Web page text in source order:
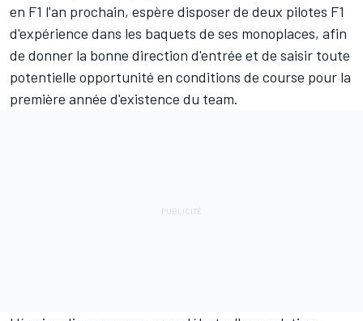
en F1 l'an prochain, espère disposer de deux pilotes F1
d'expérience dans les baquets de ses monoplaces, afin
de donner la bonne direction d'entrée et de saisir toute
potentielle opportunité en conditions de course pour la
première année d'existence du team.